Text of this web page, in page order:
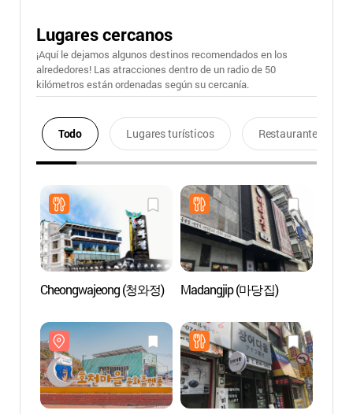
Lugares cercanos
¡Aquí le dejamos algunos destinos recomendados en los
alrededores! Las atracciones dentro de un radio de 50
kilómetros están ordenadas según su cercanía.
Todo Lugares turísticos Restaurantes
Cheongwajeong (청와정) Madangjip (마당집)